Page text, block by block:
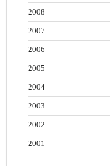
2008
2007
2006
2005
2004
2003
2002
2001